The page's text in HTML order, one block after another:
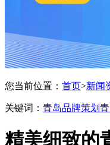
您当前位置： 首页>新闻
关键词： 青岛品牌策划
精美细致的